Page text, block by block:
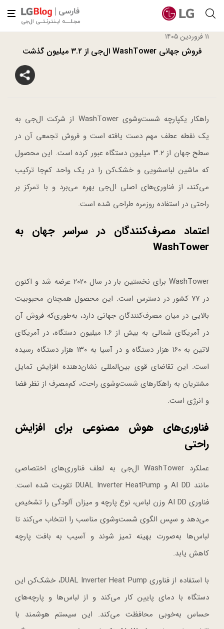
۱۱ فروردین ۱۴۰۵
فروش جهانی WashTower ال‌جی از ۳.۲ میلیون گذشت
راهکار یکپارچه شست‌وشوی WashTower از شرکت ال‌جی به
یک نقطه عطف مهم دست یافته است و فروش تجمعی آن در
سطح جهان از ۳.۲ میلیون دستگاه عبور کرده است. این محصول
که ماشین لباسشویی و خشک‌کن را در یک واحد کم‌جا ترکیب
می‌کند، از فناوری‌های اصلی ال‌جی بهره می‌برد و با تمرکز بر
راحتی در استفاده روزمره طراحی شده است.
اعتماد مصرف‌کنندگان در سراسر جهان به
WashTower
WashTower برای نخستین بار در سال ۲۰۲۰ عرضه شد و اکنون
در ۷۷ کشور در دسترس است. این محصول همچنان محبوبیت
بالایی در میان مصرف‌کنندگان جهانی دارد، به‌طوری‌که فروش آن
در آمریکای شمالی به بیش از ۱.۶ میلیون دستگاه، در آمریکای
لاتین به ۱۶۰ هزار دستگاه و در آسیا به ۱۳۰ هزار دستگاه رسیده
است. این تقاضای قوی بین‌المللی نشان‌دهنده افزایش تمایل
مشتریان به راهکارهای شست‌وشوی راحت، کم‌مصرف از نظر فضا
و انرژی است.
فناوری‌های هوش مصنوعی برای افزایش
راحتی
عملکرد WashTower ال‌جی به لطف فناوری‌های اختصاصی
مانند AI DD و DUAL Inverter HeatPump تقویت شده است.
فناوری AI DD وزن لباس، نوع پارچه و میزان آلودگی را تشخیص
می‌دهد و سپس الگوی شست‌وشوی مناسب را انتخاب می‌کند تا
لباس‌ها به‌صورت بهینه تمیز شوند و آسیب به بافت پارچه
کاهش یابد.
با استفاده از فناوری DUAL Inverter Heat Pump، خشک‌کن این
دستگاه با دمای پایین کار می‌کند و از لباس‌ها و پارچه‌های
حساس به‌خوبی محافظت می‌کند. این سیستم هوشمند با